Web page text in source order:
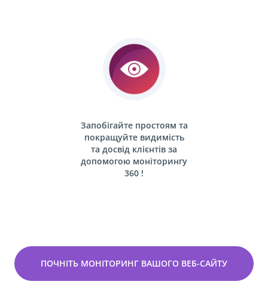
Запобігайте простоям та
покращуйте видимість
та досвід клієнтів за
допомогою моніторингу
360 !
ПОЧНІТЬ МОНІТОРИНГ ВАШОГО ВЕБ-САЙТУ